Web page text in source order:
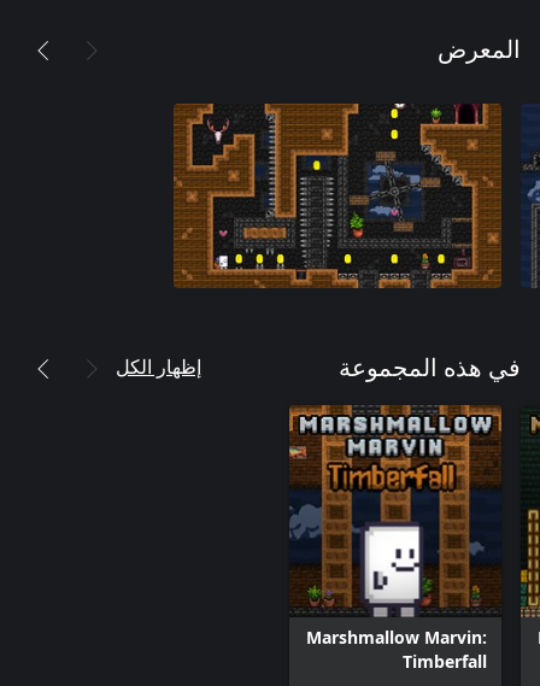
المعرض
في هذه المجموعة إظهار الكل
Marshmallow Marvin:
Timberfall